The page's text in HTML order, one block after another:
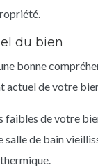
du bien
bonne
actuel de votre
faibles de votre
salle de bain